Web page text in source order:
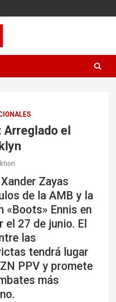
el
Zayas
de la AMB y la
«Boots» Ennis en
el 27 de junio. El
las
tendrá lugar
PPV y promete
más